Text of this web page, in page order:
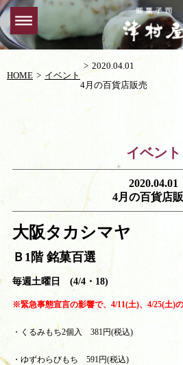
HOME イベント
2020.04.01
4月の百貨店販売
イベント
2020.04.01
4月の百貨店
大阪タカシマヤ
Ｂ1階 銘菓百選
毎週土曜日 (4/4・18)
※緊急事態宣言の影響で、4/11(土)、4/25(土)
・くるみもち2個入 381円(税込)
・ゆずわらびもち 591円(税込)